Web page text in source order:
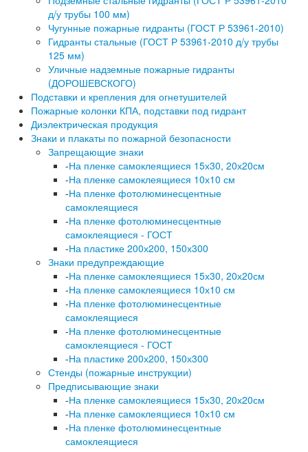
д/у трубы 100 мм)
Чугунные пожарные гидранты (ГОСТ Р 53961-2010)
Гидранты стальные (ГОСТ Р 53961-2010 д/у трубы
125 мм)
Уличные надземные пожарные гидранты
(ДОРОШЕВСКОГО)
Подставки и крепления для огнетушителей
Пожарные колонки КПА, подставки под гидрант
Диэлектрическая продукция
Знаки и плакаты по пожарной безопасности
Запрещающие знаки
-На пленке самоклеящиеся 15х30, 20х20см
-На пленке самоклеящиеся 10х10 см
-На пленке фотолюминесцентные
самоклеящиеся
-На пленке фотолюминесцентные
самоклеящиеся - ГОСТ
-На пластике 200х200, 150х300
Знаки предупреждающие
-На пленке самоклеящиеся 15х30, 20х20см
-На пленке самоклеящиеся 10х10 см
-На пленке фотолюминесцентные
самоклеящиеся
-На пленке фотолюминесцентные
самоклеящиеся - ГОСТ
-На пластике 200х200, 150х300
Стенды (пожарные инструкции)
Предписывающие знаки
-На пленке самоклеящиеся 15х30, 20х20см
-На пленке самоклеящиеся 10х10 см
-На пленке фотолюминесцентные
самоклеящиеся